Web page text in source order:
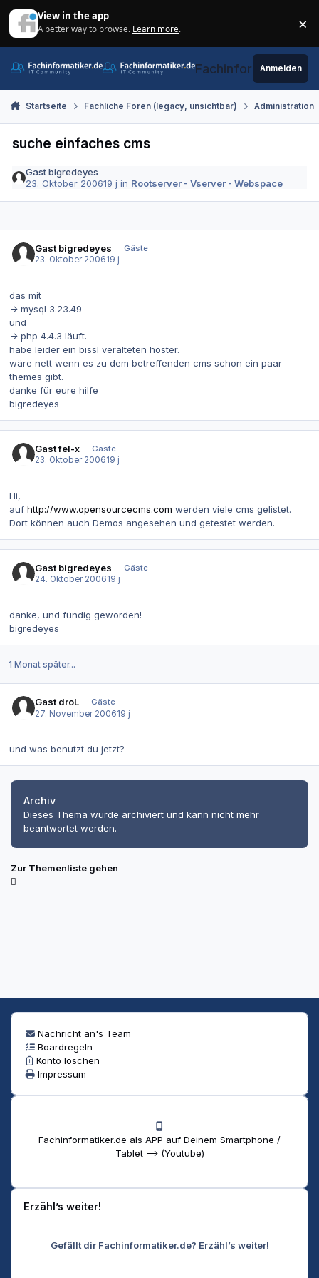
View in the app
A better way to browse. Learn more. ×
Fachinformatiker.de
Anmelden
Startseite Fachliche Foren (legacy, unsichtbar) Administration
suche einfaches cms
Gast bigredeyes
23. Oktober 200619 j in Rootserver - Vserver - Webspace
Gast bigredeyes
Gäste
23. Oktober 200619 j
das mit
-> mysql 3.23.49
und
-> php 4.4.3 läuft.
habe leider ein bissl veralteten hoster.
wäre nett wenn es zu dem betreffenden cms schon ein paar
themes gibt.
danke für eure hilfe
bigredeyes
Gast fel-x
Gäste
23. Oktober 200619 j
Hi,
auf http://www.opensourcecms.com werden viele cms gelistet.
Dort können auch Demos angesehen und getestet werden.
Gast bigredeyes
Gäste
24. Oktober 200619 j
danke, und fündig geworden!
bigredeyes
1 Monat später...
Gast droL
Gäste
27. November 200619 j
und was benutzt du jetzt?
Archiv
Dieses Thema wurde archiviert und kann nicht mehr
beantwortet werden.
Zur Themenliste gehen
Nachricht an's Team
Boardregeln
Konto löschen
Impressum
Fachinformatiker.de als APP auf Deinem Smartphone /
Tablet --> (Youtube)
Erzähl’s weiter!
Gefällt dir Fachinformatiker.de? Erzähl’s weiter!